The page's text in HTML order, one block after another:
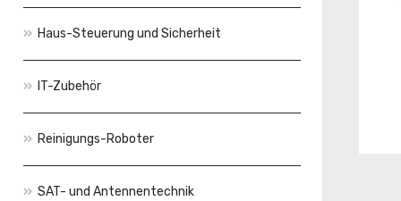
Haus-Steuerung und Sicherheit
IT-Zubehör
Reinigungs-Roboter
SAT- und Antennentechnik